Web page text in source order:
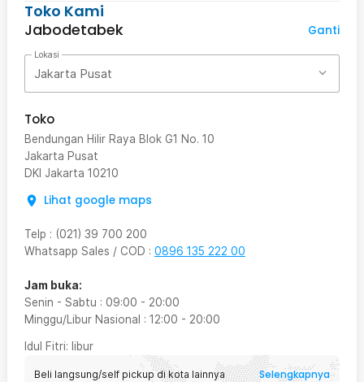
Toko Kami
Jabodetabek
Ganti
Lokasi
Jakarta Pusat
Toko
Bendungan Hilir Raya Blok G1 No. 10
Jakarta Pusat
DKI Jakarta 10210
Lihat google maps
Telp : (021) 39 700 200
Whatsapp Sales / COD : 0896 135 222 00
Jam buka:
Senin - Sabtu : 09:00 - 20:00
Minggu/Libur Nasional : 12:00 - 20:00
Idul Fitri: libur
Beli langsung/self pickup di kota lainnya Selengkapnya